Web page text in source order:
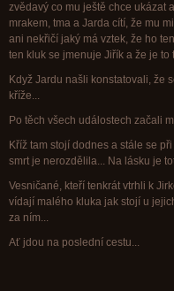
zvědavý co mu ještě chce ukázat
mrakem, tma a Jarda cítí, že mu
ani nekřičí jaký má vztek, že ho
ten kluk se jmenuje Jiřík a že je to
Když Jardu našli konstatovali, že
kříže...
Po těch všech událostech začali
Kříž tam stojí dodnes a stále se
smrt je nerozdělila... Na lásku je
Vesničané, kteří tenkrát vtrhli k
vídají malého kluka jak stojí u
za ním...
Ať jdou na poslední cestu...